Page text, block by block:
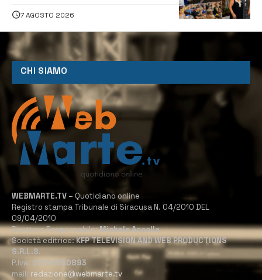
7 AGOSTO 2026
CHI SIAMO
WEBMARTE.TV – Quotidiano online
Registro stampa Tribunale di Siracusa N. 04/2010 DEL
09/04/2010
Direttore Responsabile:Michele Accolla
Società editrice:KFP TELEVISION AND WEB PRODUCTIONS
S.R.L.S.
P.Iva: 02184950893
mail: redazione@webmarte.tv